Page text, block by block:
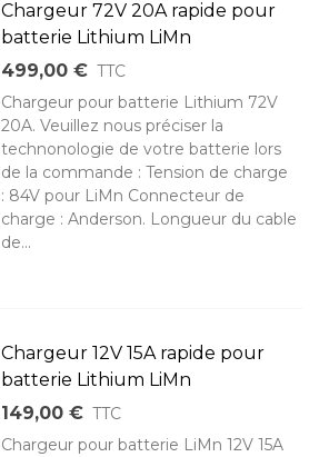
Chargeur 72V 20A rapide pour
batterie Lithium LiMn
499,00 € TTC
Chargeur pour batterie Lithium 72V
20A. Veuillez nous préciser la
technonologie de votre batterie lors
de la commande : Tension de charge
: 84V pour LiMn Connecteur de
charge : Anderson. Longueur du cable
de...
Chargeur 12V 15A rapide pour
batterie Lithium LiMn
149,00 € TTC
Chargeur pour batterie LiMn 12V 15A